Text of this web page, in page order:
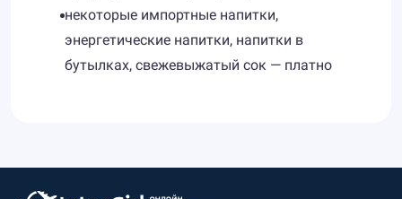
некоторые импортные напитки,
энергетические напитки, напитки в
бутылках, свежевыжатый сок — платно